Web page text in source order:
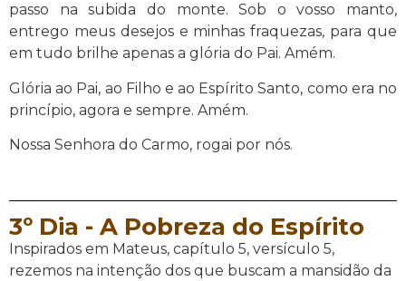
passo na subida do monte. Sob o vosso manto,
entrego meus desejos e minhas fraquezas, para que
em tudo brilhe apenas a glória do Pai. Amém.
Glória ao Pai, ao Filho e ao Espírito Santo, como era no
princípio, agora e sempre. Amém.
Nossa Senhora do Carmo, rogai por nós.
3º Dia - A Pobreza do Espírito
Inspirados em Mateus, capítulo 5, versículo 5,
rezemos na intenção dos que buscam a mansidão da